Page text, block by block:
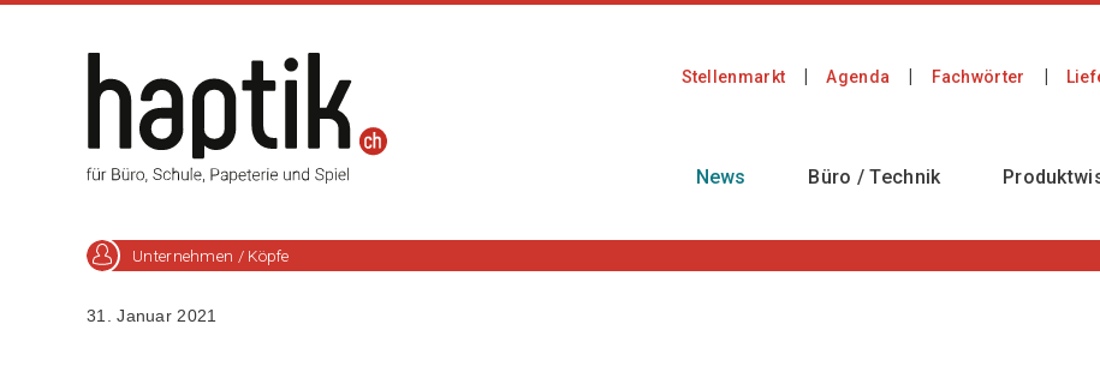
Stellenmarkt Agenda Fachwörter
News Büro / Technik
Unternehmen / Köpfe
31. Januar 2021